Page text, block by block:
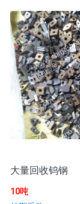
大量回收钨钢
10吨